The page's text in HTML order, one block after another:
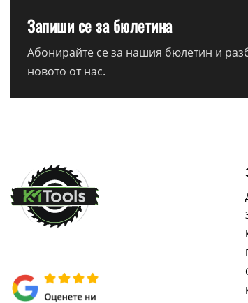
Запиши се за бюлетина
Абонирайте се за нашия бюлетин и
новото от нас.